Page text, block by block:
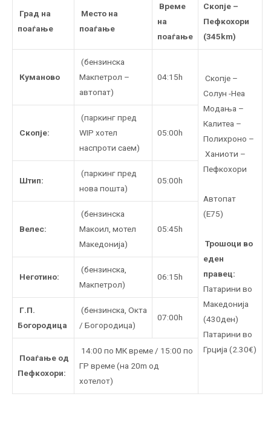
Град на
поаѓање
Mесто на
поаѓање
Време
на
поаѓање
Скопје –
Пефкохори
(345km)
Куманово
(бензинска
Макпетрол –
автопат)
04:15h
Скопје –
Солун -Неа
Модања –
Калитеа –
Полихроно –
Ханиоти –
Пефкохори
Автопат
(Е75)
Трошоци во
еден
правец:
Патaрини во
Македонија
(430ден)
Патарини во
Грција (2.30€)
Скопје:
(паркинг пред
WIP хотел
наспроти саем)
05:00h
Штип:
(паркинг пред
нова пошта)
05:00h
Велес:
(бензинска
Макоил, мотел
Македонија)
05:45h
Неготино:
(бензинска,
Макпетрол)
06:15h
Г.П.
Богородица
(бензинска, Oкта
/ Богородица)
07:00h
Поаѓање од
Пефкохори:
14:00 по МК време / 15:00 по
ГР време (на 20m од
хотелот)